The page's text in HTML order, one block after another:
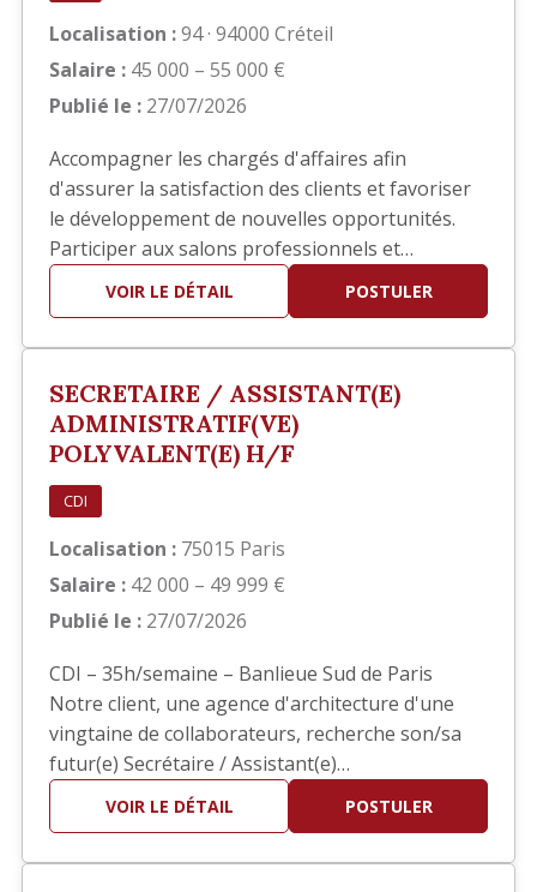
Localisation :94 · 94000 Créteil
Salaire : 45 000 – 55 000 €
Publié le : 27/07/2026
Accompagner les chargés d'affaires afin
d'assurer la satisfaction des clients et favoriser
le développement de nouvelles opportunités.
Participer aux salons professionnels et
développer votre réseau. Piloter les réponses
aux appels d'offres en collaboration avec les
Identifier de nouve…
VOIR LE DÉTAIL POSTULER
SECRETAIRE / ASSISTANT(E)
ADMINISTRATIF(VE)
POLYVALENT(E) H/F
CDI
Localisation : 75015 Paris
Salaire : 42 000 – 49 999 €
Publié le : 27/07/2026
CDI – 35h/semaine – Banlieue Sud de Paris
Notre client, une agence d'architecture d'une
vingtaine de collaborateurs, recherche son/sa
futur(e) Secrétaire / Assistant(e)
Administratif(ve) Polyvalent(e) afin
d'accompagner la direction dans la gestion
VOIR LE DÉTAIL POSTULER